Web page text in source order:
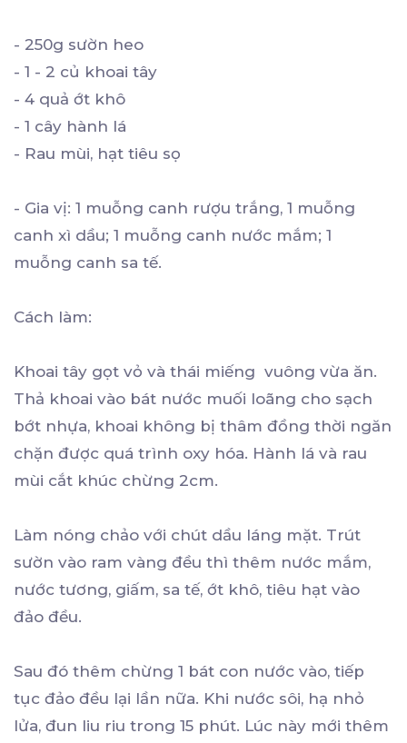
- 250g sườn heo
- 1 - 2 củ khoai tây
- 4 quả ớt khô
- 1 cây hành lá
- Rau mùi, hạt tiêu sọ
- Gia vị: 1 muỗng canh rượu trắng, 1 muỗng
canh xì dầu; 1 muỗng canh nước mắm; 1
muỗng canh sa tế.
Cách làm:
Khoai tây gọt vỏ và thái miếng vuông vừa ăn.
Thả khoai vào bát nước muối loãng cho sạch
bớt nhựa, khoai không bị thâm đồng thời ngăn
chặn được quá trình oxy hóa. Hành lá và rau
mùi cắt khúc chừng 2cm.
Làm nóng chảo với chút dầu láng mặt. Trút
sườn vào ram vàng đều thì thêm nước mắm,
nước tương, giấm, sa tế, ớt khô, tiêu hạt vào
đảo đều.
Sau đó thêm chừng 1 bát con nước vào, tiếp
tục đảo đều lại lần nữa. Khi nước sôi, hạ nhỏ
lửa, đun liu riu trong 15 phút. Lúc này mới thêm